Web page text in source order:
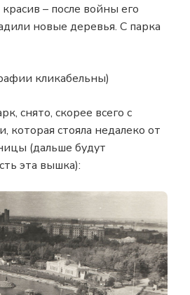
– после войны его
новые деревья. С парка
кликабельны)
снято, скорее всего с
стояла недалеко от
(дальше будут
эта вышка):